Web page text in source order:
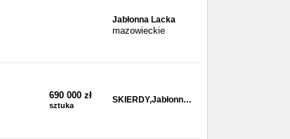
Jabłonna Lacka
mazowieckie
690 000 zł
sztuka
SKIERDY,Jabłonn…